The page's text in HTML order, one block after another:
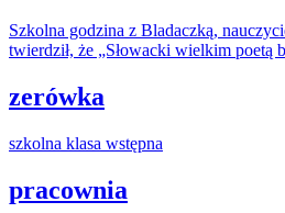
Szkolna godzina z Bladaczką,
twierdził, że „Słowacki wielkim poetą
zerówka
szkolna klasa wstępna
pracownia